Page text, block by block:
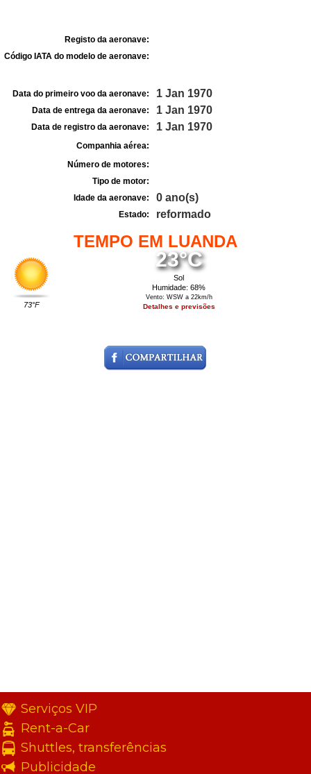
Registo da aeronave:
Código IATA do modelo de aeronave:
Data do primeiro voo da aeronave: 1 Jan 1970
Data de entrega da aeronave: 1 Jan 1970
Data de registro da aeronave: 1 Jan 1970
Companhia aérea:
Número de motores:
Tipo de motor:
Idade da aeronave:
0 ano(s)
Estado: reformado
TEMPO EM LUANDA
73°F
23°C
Sol
Humidade: 68%
Vento: WSW a 22km/h
Detalhes e previsões
Serviços VIP
Rent-a-Car
Shuttles, transferências
Publicidade